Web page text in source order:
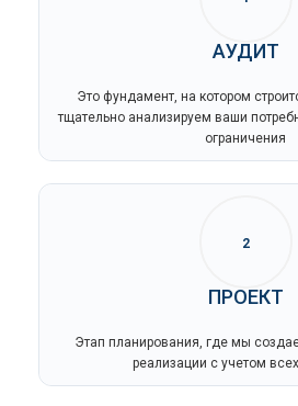
АУДИТ
Это фундамент, на котором
тщательно анализируем ваши
ограничения
2
ПРОЕКТ
Этап планирования, где мы
реализации с учетом